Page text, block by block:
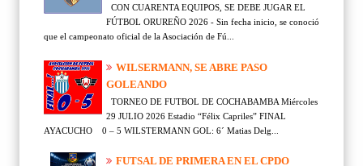
CON CUARENTA EQUIPOS, SE DEBE JUGAR EL
FÚTBOL ORUREÑO 2026 - Sin fecha inicio, se conoció
que el campeonato oficial de la Asociación de Fú...
WILSERMANN, SE ABRE PASO
GOLEANDO
TORNEO DE FUTBOL DE COCHABAMBA Miércoles
29 JULIO 2026 Estadio “Félix Capriles” FINAL
AYACUCHO 0 – 5 WILSTERMANN GOL: 6´ Matias Delg...
FUTSAL DE PRIMERA EN EL CPDO